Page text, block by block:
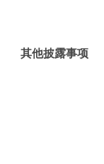
其他披露事项